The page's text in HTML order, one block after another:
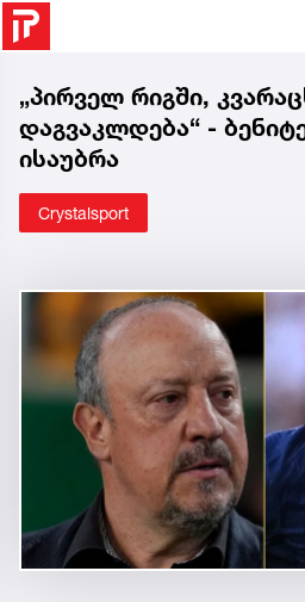
„პირველ რიგში,
დაგვაკლდება“ -
ისაუბრა
Crystalsport